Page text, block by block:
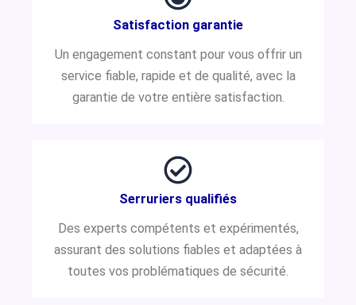
Satisfaction garantie
Un engagement constant pour vous offrir un
service fiable, rapide et de qualité, avec la
garantie de votre entière satisfaction.
Serruriers qualifiés
Des experts compétents et expérimentés,
assurant des solutions fiables et adaptées à
toutes vos problématiques de sécurité.